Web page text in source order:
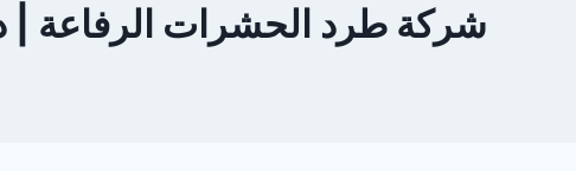
شركة طرد الحشرات الرفاعة | دبي